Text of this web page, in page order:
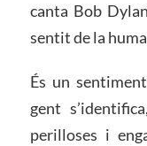
canta Bob
sentit de la
És un
gent
perilloses i